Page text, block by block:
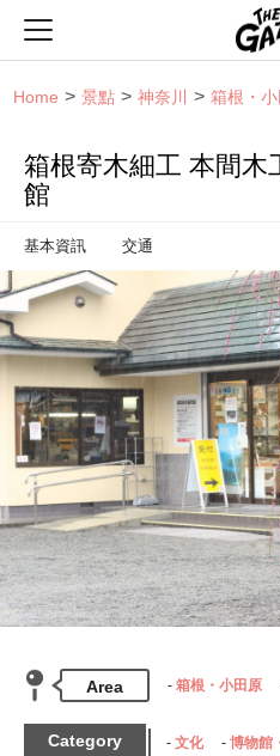
Home 景點 神奈川 箱根・
箱根寄木細工 本間木
館
基本資訊 交通
Area 箱根・小田原
Category 文化 博物館